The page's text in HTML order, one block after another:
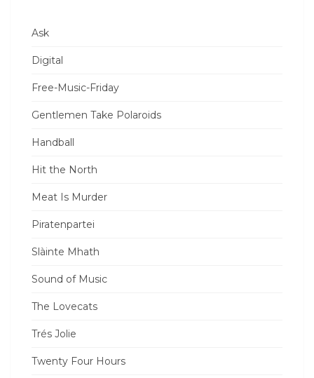
Ask
Digital
Free-Music-Friday
Gentlemen Take Polaroids
Handball
Hit the North
Meat Is Murder
Piratenpartei
Slàinte Mhath
Sound of Music
The Lovecats
Trés Jolie
Twenty Four Hours